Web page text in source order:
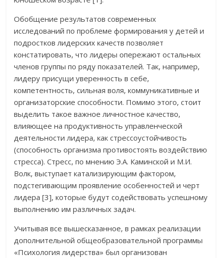
Обобщение результатов современных
исследований по проблеме формирования у детей и
подростков лидерских качеств позволяет
констатировать, что лидеры опережают остальных
членов группы по ряду показателей. Так, например,
лидеру присущи уверенность в себе,
компетентность, сильная воля, коммуникативные и
организаторские способности. Помимо этого, стоит
выделить такое важное личностное качество,
влияющее на продуктивность управленческой
деятельности лидера, как стрессоустойчивость
(способность организма противостоять воздействию
стресса). Стресс, по мнению Э.А. Каминской и М.И.
Волк, выступает катализирующим фактором,
подстегивающим проявление особенностей и черт
лидера [3], которые будут содействовать успешному
выполнению им различных задач.
Учитывая все вышесказанное, в рамках реализации
дополнительной общеобразовательной программы
«Психология лидерства» был организован